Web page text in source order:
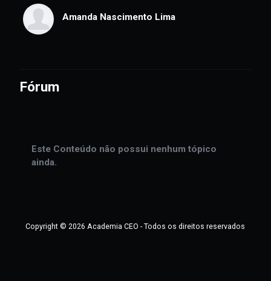
Alfredo Yokei Okumoto Junior